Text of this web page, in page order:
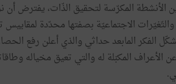
الأنشطة المكرّسة لتحقيق الذّات، يفترض
الاجتماعيّة بصفتها محدّدة
الفكر المابعد حداثي والذي أعلن رفع
الأعراف المكبّلة له والتي تعيق مخياله